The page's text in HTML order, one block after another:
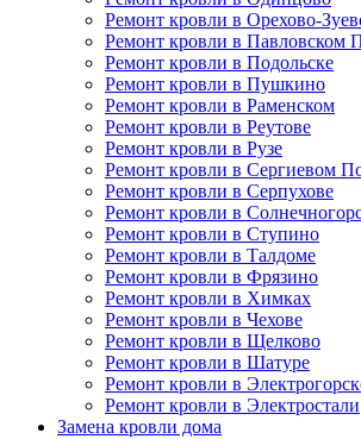
Ремонт кровли в Орехово-
Ремонт кровли в Павловском
Ремонт кровли в Подольске
Ремонт кровли в Пушкино
Ремонт кровли в Раменском
Ремонт кровли в Реутове
Ремонт кровли в Рузе
Ремонт кровли в Сергиевом
Ремонт кровли в Серпухове
Ремонт кровли в
Ремонт кровли в Ступино
Ремонт кровли в Талдоме
Ремонт кровли в Фрязино
Ремонт кровли в Химках
Ремонт кровли в Чехове
Ремонт кровли в Щелково
Ремонт кровли в Шатуре
Ремонт кровли в
Ремонт кровли в Электростали
Замена кровли дома